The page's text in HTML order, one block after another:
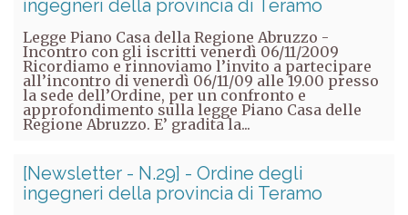
ingegneri della provincia di Teramo
Legge Piano Casa della Regione Abruzzo -
Incontro con gli iscritti venerdì 06/11/2009
Ricordiamo e rinnoviamo l’invito a partecipare
all’incontro di venerdì 06/11/09 alle 19.00 presso
la sede dell’Ordine, per un confronto e
approfondimento sulla legge Piano Casa delle
Regione Abruzzo. E’ gradita la...
[Newsletter - N.29] - Ordine degli
ingegneri della provincia di Teramo